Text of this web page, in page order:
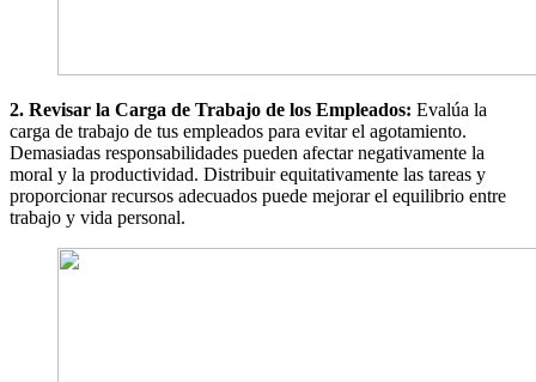
2. Revisar la Carga de Trabajo de los Empleados: Evalúa la
carga de trabajo de tus empleados para evitar el agotamiento.
Demasiadas responsabilidades pueden afectar negativamente la
moral y la productividad. Distribuir equitativamente las tareas y
proporcionar recursos adecuados puede mejorar el equilibrio entre
trabajo y vida personal.